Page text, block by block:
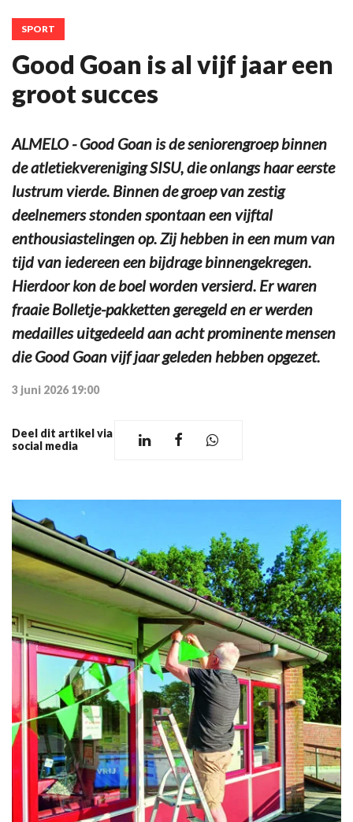
SPORT
Good Goan is al vijf jaar een
groot succes
ALMELO - Good Goan is de seniorengroep binnen
de atletiekvereniging SISU, die onlangs haar eerste
lustrum vierde. Binnen de groep van zestig
deelnemers stonden spontaan een vijftal
enthousiastelingen op. Zij hebben in een mum van
tijd van iedereen een bijdrage binnengekregen.
Hierdoor kon de boel worden versierd. Er waren
fraaie Bolletje-pakketten geregeld en er werden
medailles uitgedeeld aan acht prominente mensen
die Good Goan vijf jaar geleden hebben opgezet.
3 juni 2026 19:00
Deel dit artikel via
social media